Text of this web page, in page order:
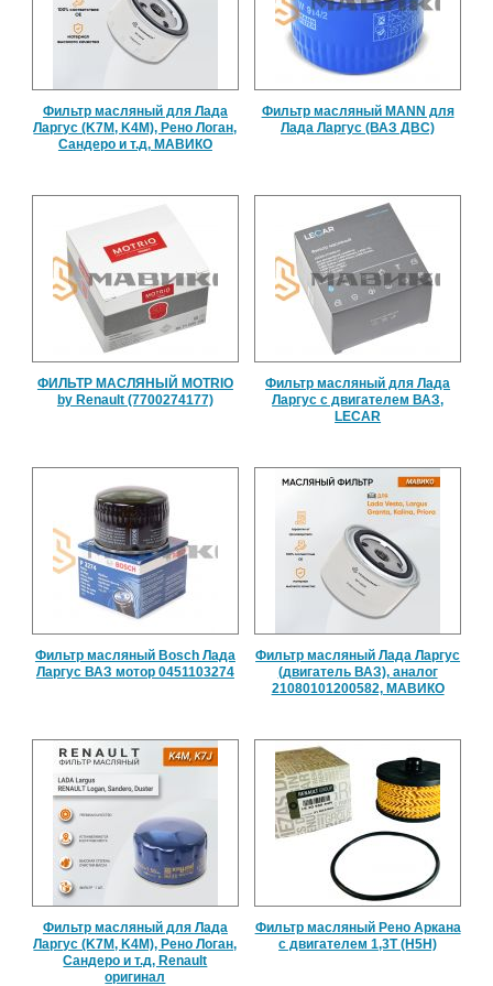
Фильтр масляный для Лада
Ларгус (K7M, K4M), Рено Логан,
Сандеро и т.д, МАВИКО
Фильтр масляный MANN для
Лада Ларгус (ВАЗ ДВС)
ФИЛЬТР МАСЛЯНЫЙ MOTRIO
by Renault (7700274177)
Фильтр масляный для Лада
Ларгус с двигателем ВАЗ,
LECAR
Фильтр масляный Bosch Лада
Ларгус ВАЗ мотор 0451103274
Фильтр масляный Лада Ларгус
(двигатель ВАЗ), аналог
21080101200582, МАВИКО
Фильтр масляный для Лада
Ларгус (K7M, K4M), Рено Логан,
Сандеро и т.д, Renault
оригинал
Фильтр масляный Рено Аркана
с двигателем 1,3Т (H5H)